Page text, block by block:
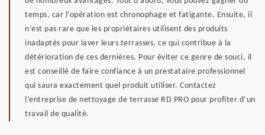
temps, car l’opération est chronophage et fatigante. Ensuite, il
n’est pas rare que les propriétaires utilisent des produits
inadaptés pour laver leurs terrasses, ce qui contribue à la
détérioration de ces dernières. Pour éviter ce genre de souci, il
est conseillé de faire confiance à un prestataire professionnel
qui saura exactement quel produit utiliser. Contactez
l’entreprise de nettoyage de terrasse RD PRO pour profiter d’un
travail de qualité.